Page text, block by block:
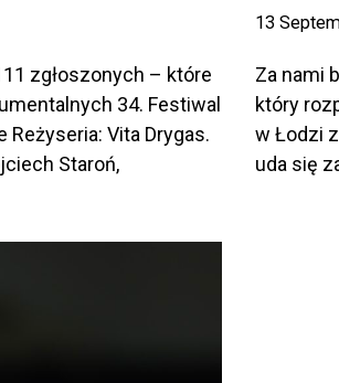
zgłoszonych – które
34. Festiwal
Reżyseria: Vita Drygas.
Staroń,
13
Za nami
który
w Łodzi
uda się